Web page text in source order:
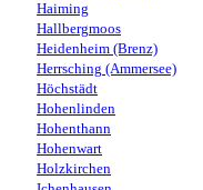
Haiming
Hallbergmoos
Heidenheim (Brenz)
Herrsching (Ammersee)
Höchstädt
Hohenlinden
Hohenthann
Hohenwart
Holzkirchen